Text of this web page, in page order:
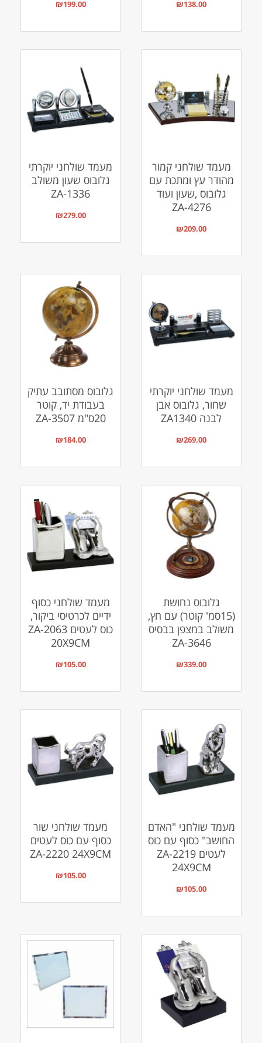
₪138.00
₪199.00
מעמד שולחני קמור
מהודר עץ ומתכת עם
גלובוס ,שעון ועוד
ZA-4276
₪209.00
מעמד שולחני יוקרתי
גלובוס שעון משולב
ZA-1336
₪279.00
מעמד שולחני יוקרתי
שחור, גלובוס אבן
לבנה ZA1340
₪269.00
גלובוס מסתובב עתיק
בעבודת יד, קוטר
20ס"מ ZA-3507
₪184.00
גלובוס נחושת
(15סמ' קוטר) עם חץ,
משולב במצפן בבסיס
ZA-3646
₪339.00
מעמד שולחני כסוף
ידיים לכרטיסי ביקור,
כוס לעטים ZA-2063
20X9CM
₪105.00
מעמד שולחני "האדם
החושב" כסוף עם כוס
לעטים ZA-2219
24X9CM
₪105.00
מעמד שולחני שור
כסוף עם כוס לעטים
ZA-2220 24X9CM
₪105.00